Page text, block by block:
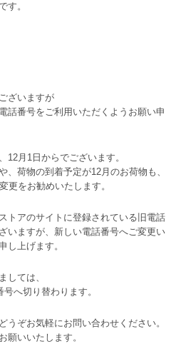
す。
ざいますが
話番号をご利用いただくようお願い申
12月1日からでございます。
、荷物の到着予定が12月のお荷物も、
更をお勧めいたします。
トアのサイトに登録されている旧電話
いますが、新しい電話番号へご変更い
し上げます。
しては、
へ切り替わります。
うぞお気軽にお問い合わせください。
願いいたします。